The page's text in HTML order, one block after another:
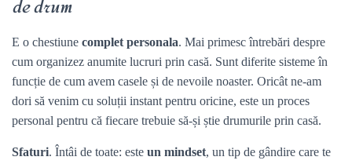
de drum
E o chestiune complet personala. Mai primesc întrebări despre
cum organizez anumite lucruri prin casă. Sunt diferite sisteme în
funcție de cum avem casele și de nevoile noaster. Oricât ne-am
dori să venim cu soluții instant pentru oricine, este un proces
personal pentru că fiecare trebuie să-și știe drumurile prin casă.
Sfaturi. Întâi de toate: este un mindset, un tip de gândire care te